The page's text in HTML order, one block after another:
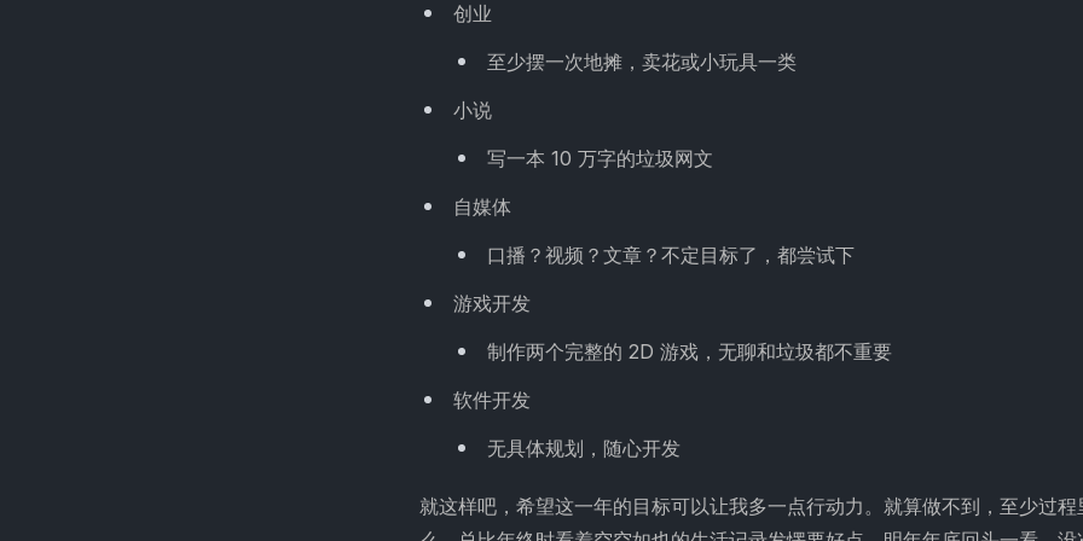
创业
至少摆一次地摊，卖花或小玩具一类
小说
写一本 10 万字的垃圾网文
自媒体
口播？视频？文章？不定目标了，都尝试下
游戏开发
制作两个完整的 2D 游戏，无聊和垃圾都不重要
软件开发
无具体规划，随心开发
就这样吧，希望这一年的目标可以让我多一点行动力。就算做不到，至少过